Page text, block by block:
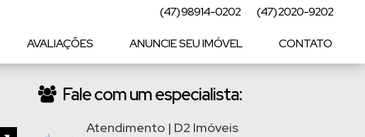
(47) 98914-0202 (47) 2020-9202
CONTATO
ANUNCIE SEU IMÓVEL
AVALIAÇÕES
Fale com um especialista:
Atendimento | D2 Imóveis